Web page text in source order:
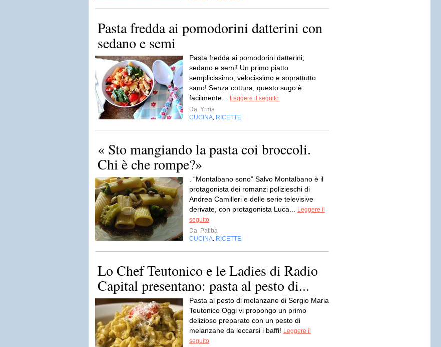
Pasta fredda ai pomodorini datterini con
sedano e semi
Pasta fredda ai pomodorini datterini,
sedano e semi! Un primo piatto
semplicissimo, velocissimo e soprattutto
sano! Senza cottura, questo sugo è
facilmente...
Leggere il seguito
Da Yrma
CUCINA RICETTE
« Sto mangiando la pasta coi broccoli.
Chi è che rompe?»
. “Montalbano sono” Salvo Montalbano è il
protagonista dei romanzi polizieschi di
Andrea Camilleri e delle serie televisive
derivate, con protagonista Luca...
Leggere il
seguito
Da Patiba
CUCINA RICETTE
Lo Chef Teutonico e le Ladies di Radio
Capital presentano: pasta al pesto di...
Pasta al pesto di melanzane di Sergio Maria
Teutonico Oggi vi propongo un primo
delizioso preparato con un pesto di
melanzane da leccarsi i baffi! Leggere il
seguito